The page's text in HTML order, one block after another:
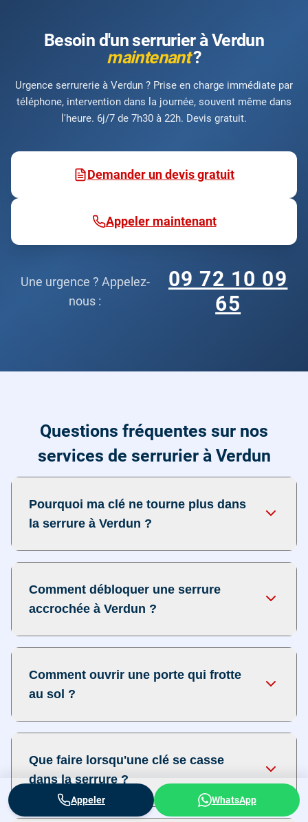
Besoin d'un serrurier à Verdun
maintenant?
Urgence serrurerie à Verdun ? Prise en charge immédiate par
téléphone, intervention dans la journée, souvent même dans
l'heure. 6j/7 de 7h30 à 22h. Devis gratuit.
Demander un devis gratuit
Appeler maintenant
Une urgence ? Appelez-
nous :
09 72 10 09
65
Questions fréquentes sur nos
services de serrurier à Verdun
Pourquoi ma clé ne tourne plus dans
la serrure à Verdun ?
Comment débloquer une serrure
accrochée à Verdun ?
Comment ouvrir une porte qui frotte
au sol ?
Que faire lorsqu'une clé se casse
dans la serrure ?
Appeler WhatsApp